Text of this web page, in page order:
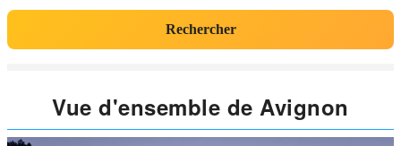
Rechercher
Vue d'ensemble de Avignon